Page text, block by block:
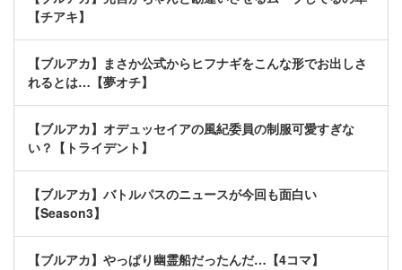
【チアキ】
【ブルアカ】まさか公式からヒフナギをこんな形でお出しさ
れるとは…【夢オチ】
【ブルアカ】オデュッセイアの風紀委員の制服可愛すぎな
い？【トライデント】
【ブルアカ】バトルパスのニュースが今回も面白い
【Season3】
【ブルアカ】やっぱり幽霊船だったんだ…【4コマ】